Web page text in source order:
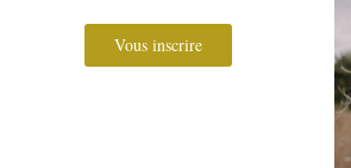
Vous inscrire